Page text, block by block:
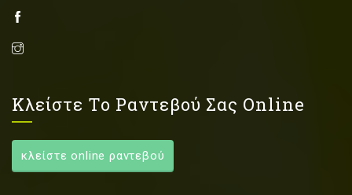
Κλείστε Το Ραντεβού Σας Online
κλείστε online ραντεβού